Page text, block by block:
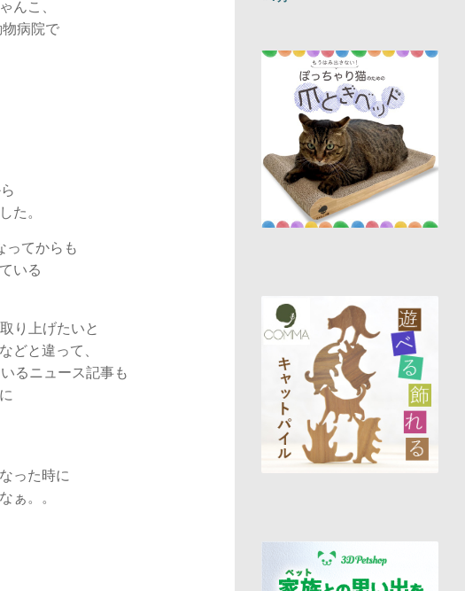
んこ、
病院で
た。
ってからも
いる
り上げたいと
どと違って、
るニュース記事も
った時に
ぁ。。